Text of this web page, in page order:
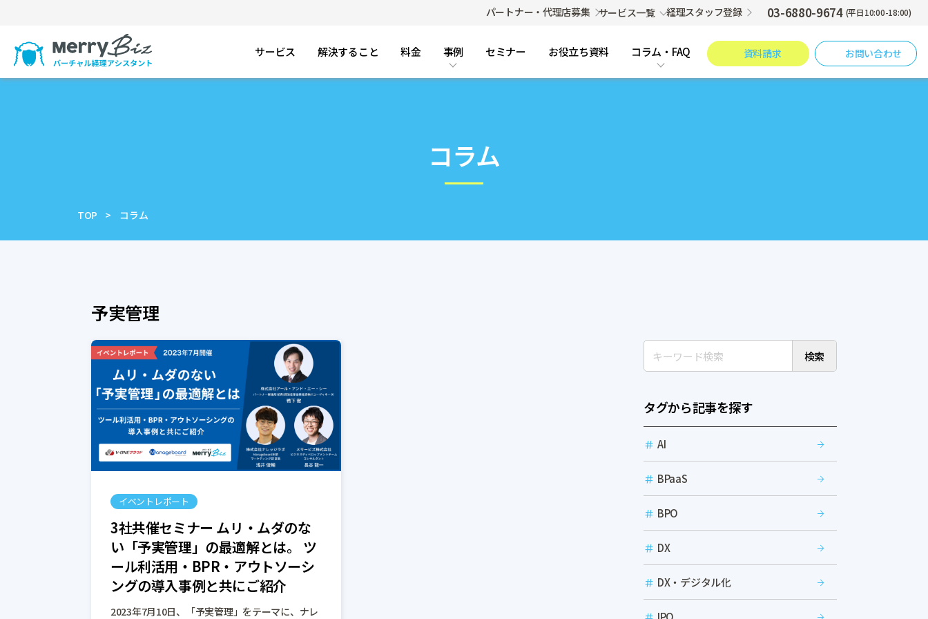
パートナー・代理店募集 サービス一覧 経理スタッフ登録 03-6880-9674 (平日10:00-18:00)
サービス 解決すること 料金 事例 セミナー お役立ち資料 コラム・FAQ 資料請求 お問い合わせ
コラム
TOP コラム
予実管理
イベントレポート
3社共催セミナー ムリ・ムダのな
い「予実管理」の最適解とは。 ツ
ール利活用・BPR・アウトソーシ
ングの導入事例と共にご紹介
2023年7月10日、「予実管理」をテーマに、ナレ
検索
タグから記事を探す
AI
BPaaS
BPO
DX
DX・デジタル化